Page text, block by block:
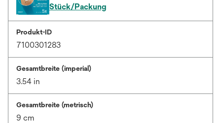
Stück/Packung
Produkt-ID
7100301283
Gesamtbreite (imperial)
3.54 in
Gesamtbreite (metrisch)
9 cm